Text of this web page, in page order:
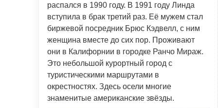
распался в 1990 году. В 1991 году Линда
вступила в брак третий раз. Её мужем стал
биржевой посредник Брюс Кэдвелл, с ним
женщина вместе до сих пор. Проживают
они в Калифорнии в городке Ранчо Мираж.
Это небольшой курортный город с
туристическими маршрутами в
окрестностях. Здесь осели многие
знаменитые американские звёзды.